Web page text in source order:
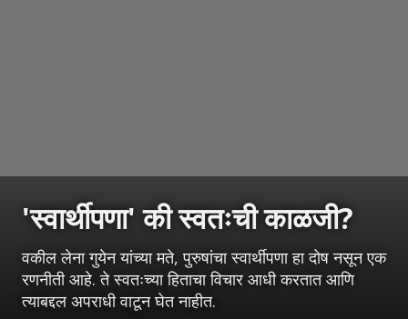
'स्वार्थीपणा' की स्वतःची काळजी?
वकील लेना गुयेन यांच्या मते, पुरुषांचा स्वार्थीपणा हा दोष नसून एक
रणनीती आहे. ते स्वतःच्या हिताचा विचार आधी करतात आणि
त्याबद्दल अपराधी वाटून घेत नाहीत.